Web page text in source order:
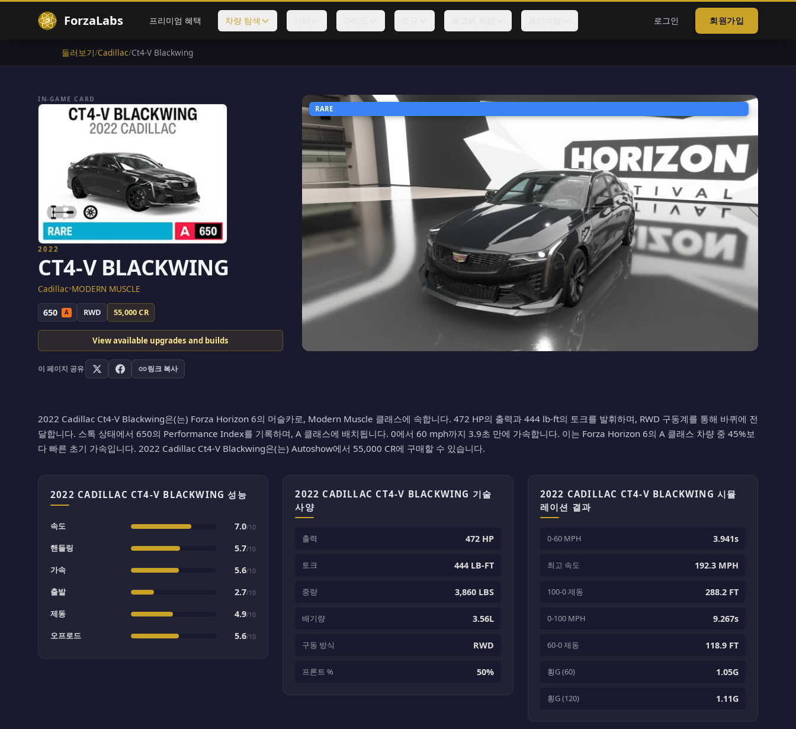
ForzaLabs 프리미엄 혜택 차량 탐색 로그인 회원가입
둘러보기/Cadillac/Ct4-V Blackwing
RARE
IN-GAME CARD
2022
CT4-V BLACKWING
Cadillac•MODERN MUSCLE
650 A RWD 55,000 CR
View available upgrades and builds
이 페이지 공유 링크 복사
2022 Cadillac Ct4-V Blackwing은(는) Forza Horizon 6의 머슬카로, Modern Muscle 클래스에 속합니다. 472 HP의 출력과 444 lb-ft의 토크를 발휘하며, RWD 구동계를 통해 바퀴에 전
달합니다. 스톡 상태에서 650의 Performance Index를 기록하며, A 클래스에 배치됩니다. 0에서 60 mph까지 3.9초 만에 가속합니다. 이는 Forza Horizon 6의 A 클래스 차량 중 45%보
다 빠른 초기 가속입니다. 2022 Cadillac Ct4-V Blackwing은(는) Autoshow에서 55,000 CR에 구매할 수 있습니다.
2022 CADILLAC CT4-V BLACKWING 성능
속도 7.0/10
핸들링 5.7/10
가속 5.6/10
출발 2.7/10
제동 4.9/10
오프로드 5.6/10
2022 CADILLAC CT4-V BLACKWING 기술
사양
출력 472 HP
토크 444 LB-FT
중량 3,860 LBS
배기량 3.56L
구동 방식 RWD
프론트 % 50%
2022 CADILLAC CT4-V BLACKWING 시뮬
레이션 결과
0-60 MPH 3.941s
최고 속도 192.3 MPH
100-0 제동 288.2 FT
0-100 MPH 9.267s
60-0 제동 118.9 FT
횡G (60) 1.05G
횡G (120) 1.11G